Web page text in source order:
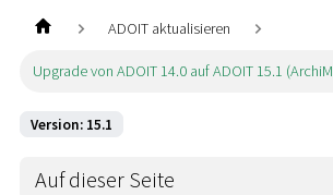
ADOIT aktualisieren
Upgrade von ADOIT 14.0 auf ADOIT 15.1
Version: 15.1
Auf dieser Seite